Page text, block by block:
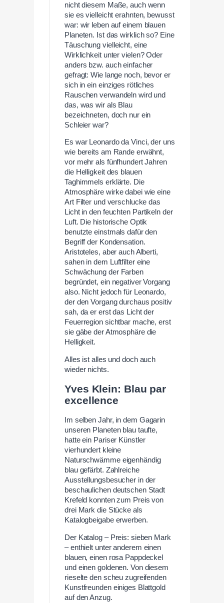
nicht diesem Maße, auch wenn
sie es vielleicht erahnten, bewusst
war: wir leben auf einem blauen
Planeten. Ist das wirklich so? Eine
Täuschung vielleicht, eine
Wirklichkeit unter vielen? Oder
anders bzw. auch einfacher
gefragt: Wie lange noch, bevor er
sich in ein einziges rötliches
Rauschen verwandeln wird und
das, was wir als Blau
bezeichneten, doch nur ein
Schleier war?
Es war Leonardo da Vinci, der uns
wie bereits am Rande erwähnt,
vor mehr als fünfhundert Jahren
die Helligkeit des blauen
Taghimmels erklärte. Die
Atmosphäre wirke dabei wie eine
Art Filter und verschlucke das
Licht in den feuchten Partikeln der
Luft. Die historische Optik
benutzte einstmals dafür den
Begriff der Kondensation.
Aristoteles, aber auch Alberti,
sahen in dem Luftfilter eine
Schwächung der Farben
begründet, ein negativer Vorgang
also. Nicht jedoch für Leonardo,
der den Vorgang durchaus positiv
sah, da er erst das Licht der
Feuerregion sichtbar mache, erst
sie gäbe der Atmosphäre die
Helligkeit.
Alles ist alles und doch auch
wieder nichts.
Yves Klein: Blau par
excellence
Im selben Jahr, in dem Gagarin
unseren Planeten blau taufte,
hatte ein Pariser Künstler
vierhundert kleine
Naturschwämme eigenhändig
blau gefärbt. Zahlreiche
Ausstellungsbesucher in der
beschaulichen deutschen Stadt
Krefeld konnten zum Preis von
drei Mark die Stücke als
Katalogbeigabe erwerben.
Der Katalog – Preis: sieben Mark
– enthielt unter anderem einen
blauen, einen rosa Pappdeckel
und einen goldenen. Von diesem
rieselte den scheu zugreifenden
Kunstfreunden einiges Blattgold
auf den Anzug.